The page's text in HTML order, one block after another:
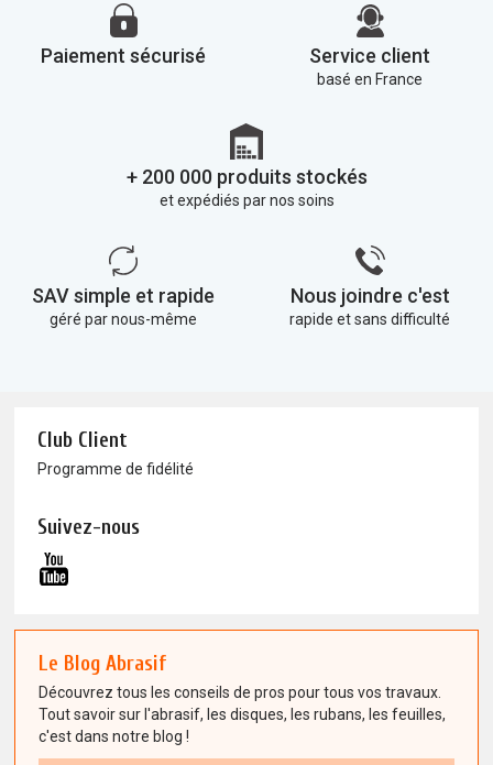
Paiement sécurisé Service client
basé en France
+ 200 000 produits stockés
et expédiés par nos soins
SAV simple et rapide
géré par nous-même
Nous joindre c'est
rapide et sans difficulté
Club Client
Programme de fidélité
Suivez-nous
Le Blog Abrasif
Découvrez tous les conseils de pros pour tous vos travaux.
Tout savoir sur l'abrasif, les disques, les rubans, les feuilles,
c'est dans notre blog !